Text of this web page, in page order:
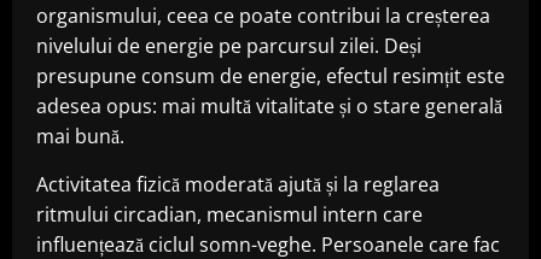
organismului, ceea ce poate contribui la creșterea
nivelului de energie pe parcursul zilei. Deși
presupune consum de energie, efectul resimțit este
adesea opus: mai multă vitalitate și o stare generală
mai bună.
Activitatea fizică moderată ajută și la reglarea
ritmului circadian, mecanismul intern care
influențează ciclul somn-veghe. Persoanele care fac